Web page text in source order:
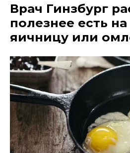
Врач Гинзбург
полезнее есть на
яичницу или